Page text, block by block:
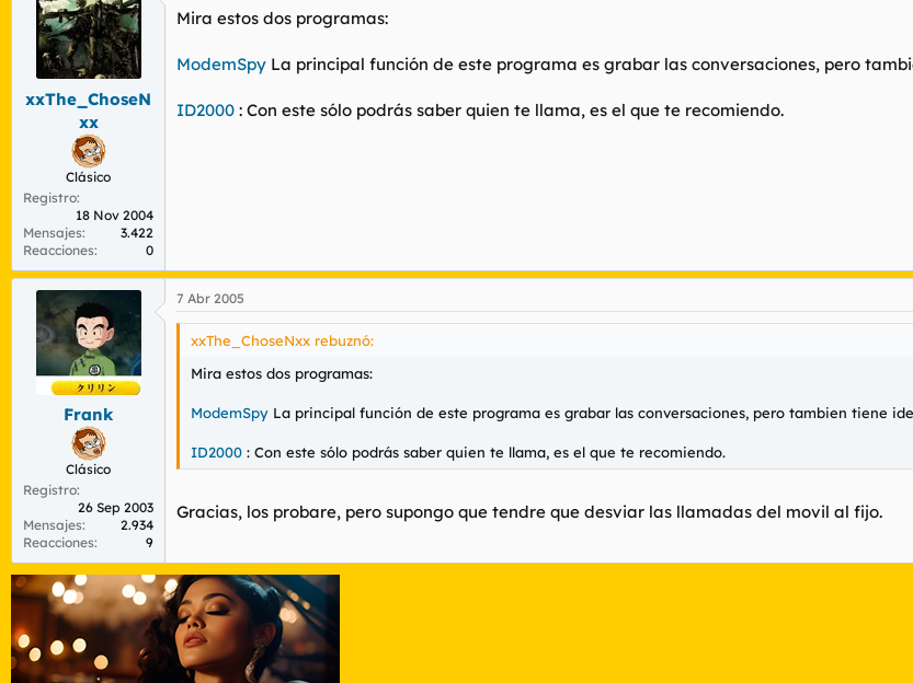
xxThe_ChoseN
xx
Clásico
Registro
18 Nov 2004
Mensajes
3.422
Reacciones
0
Mira estos dos programas:
ModemSpy La principal función de este programa es grabar las conversaciones, pero
ID2000 : Con este sólo podrás saber quien te llama, es el que te recomiendo.
Frank
Clásico
Registro
26 Sep 2003
Mensajes
2.934
Reacciones
9
7 Abr 2005
xxThe_ChoseNxx rebuznó:
Mira estos dos programas:
ModemSpy La principal función de este programa es grabar las conversaciones, pero tambien tiene
ID2000 : Con este sólo podrás saber quien te llama, es el que te recomiendo.
Gracias, los probare, pero supongo que tendre que desviar las llamadas del movil al fijo.